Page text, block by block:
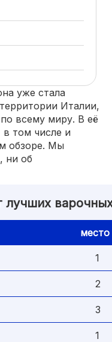
уже стала
Италии,
всему миру. В её
в том числе и
обзоре. Мы
ни об
лучших
место
1
2
3
1